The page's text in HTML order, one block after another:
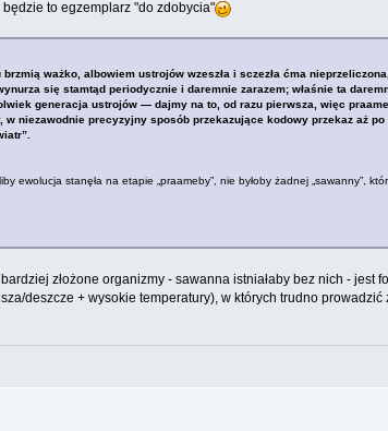
to egzemplarz "do zdobycia"
ważko, albowiem ustrojów wzeszła i sczezła ćma
się stamtąd periodycznie i daremnie zarazem; właśnie ta
generacja ustrojów — dajmy na to, od razu pierwsza, więc
niezawodnie precyzyjny sposób przekazujące kodowy przekaz aż
ewolucja stanęła na etapie „praameby”, nie byłoby żadnej „sawanny”,
złożone organizmy - sawanna istniałaby bez nich -
deszcze + wysokie temperatury), w których trudno prowadzić